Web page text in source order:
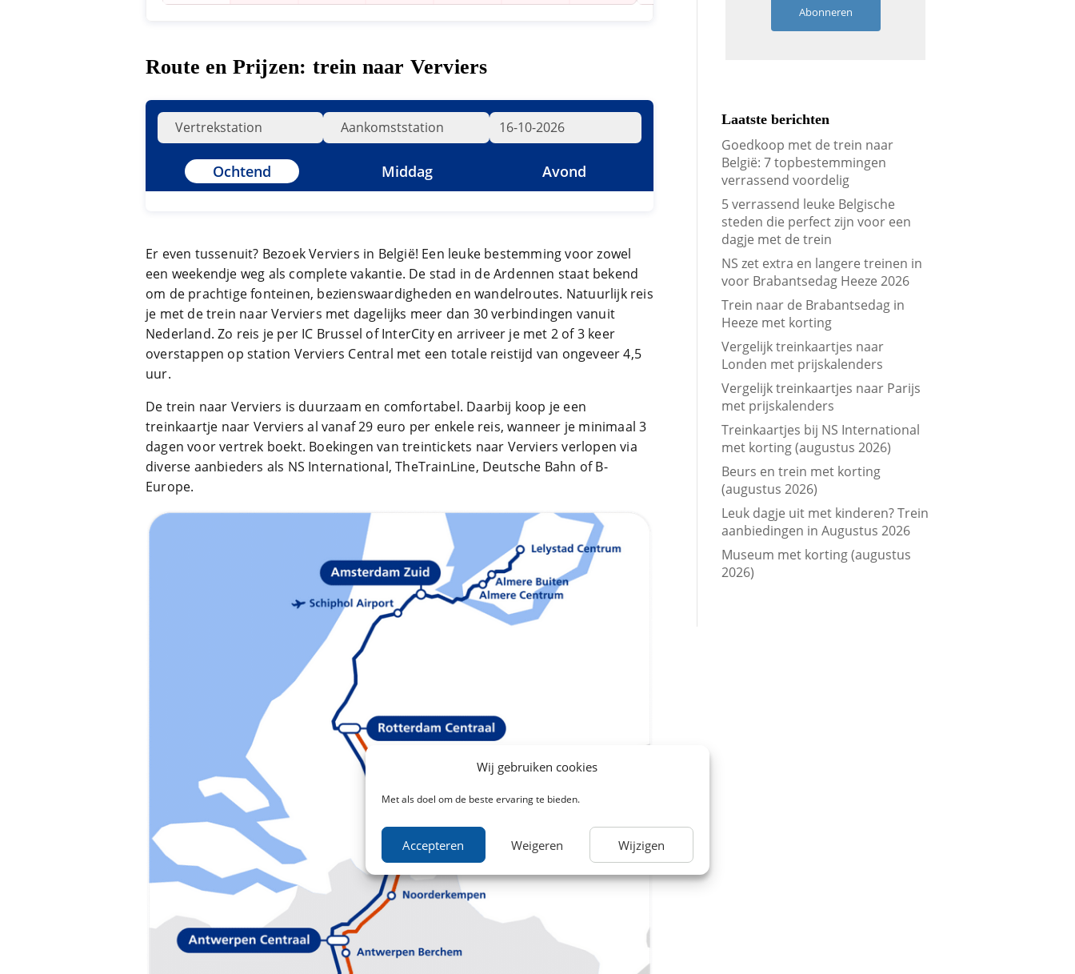
Wij gebruiken cookies
Met als doel om de beste ervaring te bieden.
Accepteren Weigeren Wijzigen
Route en Prijzen: trein naar Verviers
Ochtend Middag Avond
Er even tussenuit? Bezoek Verviers in België! Een leuke bestemming voor zowel
een weekendje weg als complete vakantie. De stad in de Ardennen staat bekend
om de prachtige fonteinen, bezienswaardigheden en wandelroutes. Natuurlijk reis
je met de trein naar Verviers met dagelijks meer dan 30 verbindingen vanuit
Nederland. Zo reis je per IC Brussel of InterCity en arriveer je met 2 of 3 keer
overstappen op station Verviers Central met een totale reistijd van ongeveer 4,5
uur.
De trein naar Verviers is duurzaam en comfortabel. Daarbij koop je een
treinkaartje naar Verviers al vanaf 29 euro per enkele reis, wanneer je minimaal 3
dagen voor vertrek boekt. Boekingen van treintickets naar Verviers verlopen via
diverse aanbieders als NS International, TheTrainLine, Deutsche Bahn of B-
Europe.
Abonneren
Laatste berichten
Goedkoop met de trein naar
België: 7 topbestemmingen
verrassend voordelig
5 verrassend leuke Belgische
steden die perfect zijn voor een
dagje met de trein
NS zet extra en langere treinen in
voor Brabantsedag Heeze 2026
Trein naar de Brabantsedag in
Heeze met korting
Vergelijk treinkaartjes naar
Londen met prijskalenders
Vergelijk treinkaartjes naar Parijs
met prijskalenders
Treinkaartjes bij NS International
met korting (augustus 2026)
Beurs en trein met korting
(augustus 2026)
Leuk dagje uit met kinderen? Trein
aanbiedingen in Augustus 2026
Museum met korting (augustus
2026)